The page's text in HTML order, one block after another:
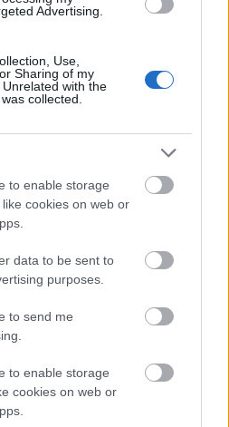
Advertising.
Use,
Sharing of my
with the
collected.
to enable storage
cookies on web or
data to be sent to
purposes.
to send me
to enable storage
cookies on web or
mely stílus áll
a vásznon mindig valaki
a sajtókörút további
szettjeit.